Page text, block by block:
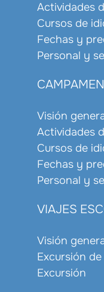
Actividades
Cursos de
Fechas y
Personal y
Visión
Actividades
Cursos de
Fechas y
Personal y
VIAJES
Visión
Excursión
Excursión